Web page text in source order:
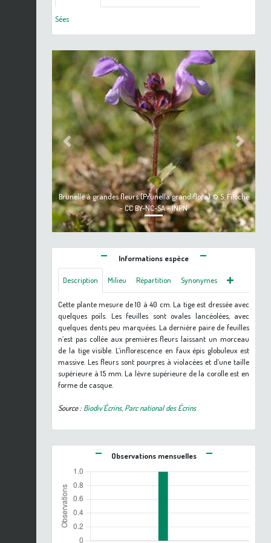
Sées
Brunelle à grandes fleurs (Prunella grandiflora) © S. Filoche
- CC BY-NC-SA - INPN
Previous Next
Informations espèce
Description Milieu Répartition Synonymes
Cette plante mesure de 10 à 40 cm. La tige est dressée avec
quelques poils. Les feuilles sont ovales lancéolées, avec
quelques dents peu marquées. La dernière paire de feuilles
n’est pas collée aux premières fleurs laissant un morceau
de la tige visible. L’inflorescence en faux épis globuleux est
massive. Les fleurs sont pourpres à violacées et d’une taille
supérieure à 15 mm. La lèvre supérieure de la corolle est en
forme de casque.
Source : Biodiv'Écrins, Parc national des Écrins
Observations mensuelles